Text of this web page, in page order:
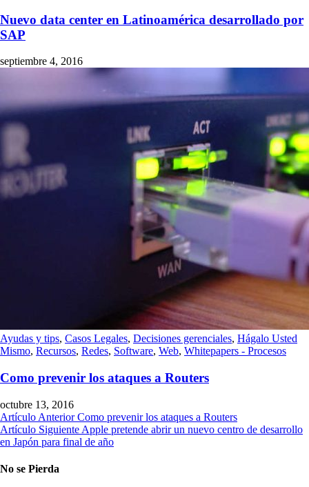
Nuevo data center en Latinoamérica desarrollado por
SAP
septiembre 4, 2016
Ayudas y tips, Casos Legales, Decisiones gerenciales, Hágalo Usted
Mismo, Recursos, Redes, Software, Web, Whitepapers - Procesos
Como prevenir los ataques a Routers
octubre 13, 2016
Artículo Anterior Como prevenir los ataques a Routers
Artículo Siguiente Apple pretende abrir un nuevo centro de desarrollo
en Japón para final de año
No se Pierda